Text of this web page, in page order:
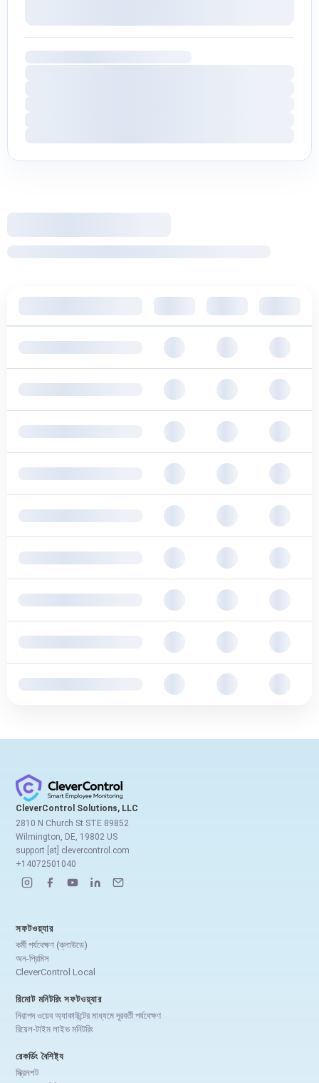
CleverControl Solutions, LLC
2810 N Church St STE 89852
Wilmington, DE, 19802 US
support [at] clevercontrol.com
+14072501040
সফটওয়্যার
কর্মী পর্যবেক্ষণ (ক্লাউডে)
অন-প্রিমিস
CleverControl Local
রিমোট মনিটরিং সফটওয়্যার
নিরাপদ ওয়েব অ্যাকাউন্টের মাধ্যমে দূরবর্তী পর্যবেক্ষণ
রিয়েল-টাইম লাইভ মনিটরিং
রেকর্ডিং বৈশিষ্ট্য
স্ক্রিনশট